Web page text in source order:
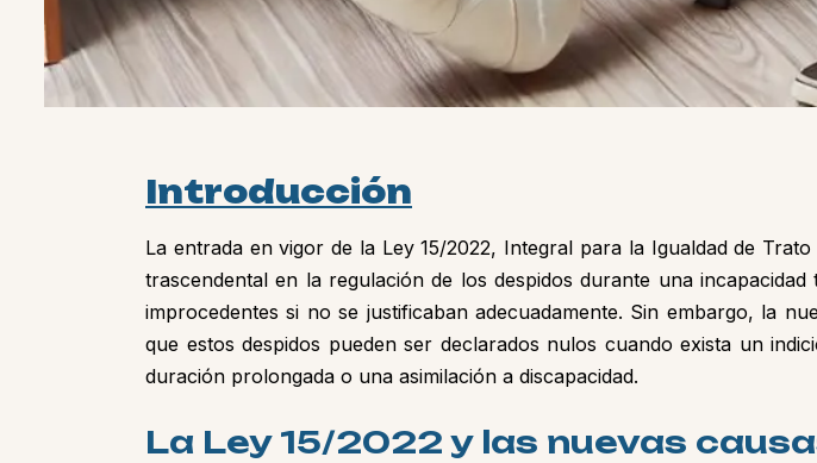
Introducción
La entrada en vigor de la Ley 15/2022, Integral para la Igualdad de
trascendental en la regulación de los despidos durante una
improcedentes si no se justificaban adecuadamente. Sin embargo, la
que estos despidos pueden ser declarados nulos cuando exista un
duración prolongada o una asimilación a discapacidad.
La Ley 15/2022 y las nuevas